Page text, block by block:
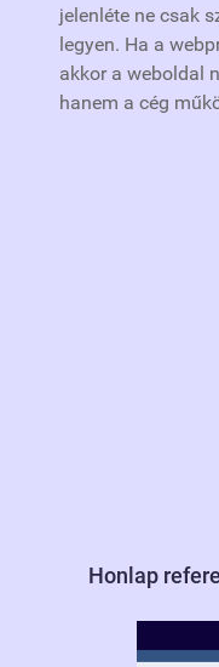
jelenléte ne csak
legyen. Ha a
akkor a weboldal
hanem a cég
Honlap